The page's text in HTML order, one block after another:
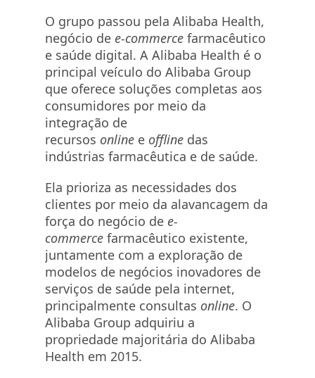
O grupo passou pela Alibaba Health,
negócio de e-commerce farmacêutico
e saúde digital. A Alibaba Health é o
principal veículo do Alibaba Group
que oferece soluções completas aos
consumidores por meio da
integração de
recursos online e offline das
indústrias farmacêutica e de saúde.
Ela prioriza as necessidades dos
clientes por meio da alavancagem da
força do negócio de e-
commerce farmacêutico existente,
juntamente com a exploração de
modelos de negócios inovadores de
serviços de saúde pela internet,
principalmente consultas online. O
Alibaba Group adquiriu a
propriedade majoritária do Alibaba
Health em 2015.